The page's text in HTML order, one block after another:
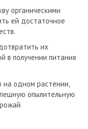
органическими
ей достаточное
их
в получении питания
на одном растении,
опылительную